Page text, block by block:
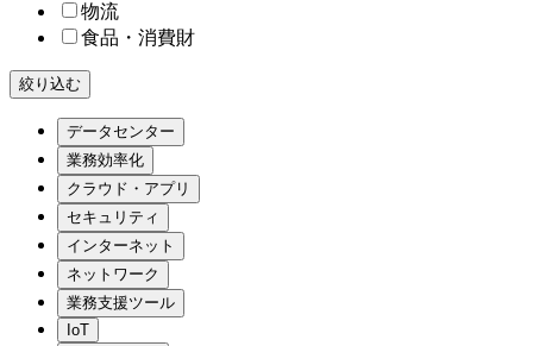
物流
食品・消費財
絞り込む
データセンター
業務効率化
クラウド・アプリ
セキュリティ
インターネット
ネットワーク
業務支援ツール
IoT